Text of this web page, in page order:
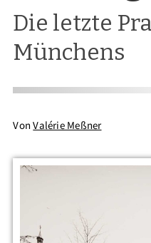
Die letzte
Münchens
VonValérie Meßner